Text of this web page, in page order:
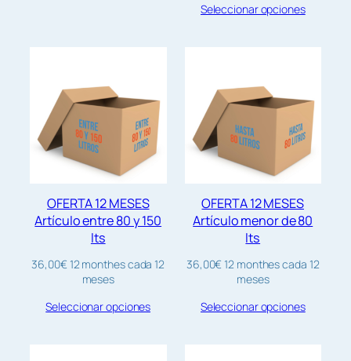
Seleccionar opciones
OFERTA 12 MESES
Artículo entre 80 y 150
lts
36,00€12 monthescada 12
meses
Seleccionar opciones
OFERTA 12 MESES
Artículo menor de 80
lts
36,00€12 monthescada 12
meses
Seleccionar opciones